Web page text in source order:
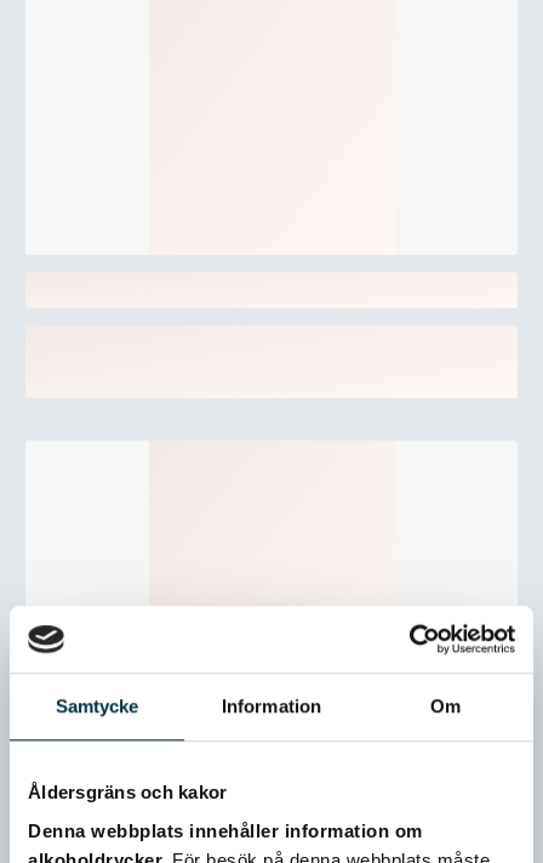
Samtycke Information Om
Åldersgräns och kakor
Denna webbplats innehåller information om